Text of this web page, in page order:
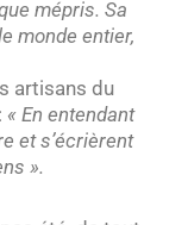
mépris. Sa
monde entier,
artisans du
« En entendant
et s’écrièrent
».